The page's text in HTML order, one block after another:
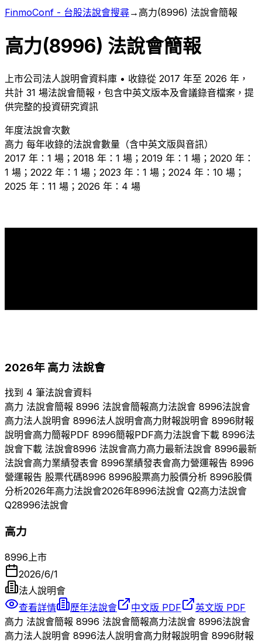
FinmoConf - 台股法說會搜尋→ 高力(8996) 法說會簡報
高力(8996) 法說會簡報
上市公司法人說明會資料庫 • 收錄從 2017 年至 2026 年，
共計 31 場法說會簡報，包含中英文版本及會議錄音檔案，提
供完整的投資研究資訊
年度法說會次數
高力 每年收錄的法說會數量（含中英文版與音訊）
2017 年：1 場；2018 年：1 場；2019 年：1 場；2020 年：
1 場；2022 年：1 場；2023 年：1 場；2024 年：10 場；
2025 年：11 場；2026 年：4 場
2026年 高力 法說會
找到 4 筆法說會資料
高力 法說會簡報 8996 法說會簡報高力法說會 8996法說會
高力法人說明會 8996法人說明會高力財報說明會 8996財報
說明會高力簡報PDF 8996簡報PDF高力法說會下載 8996法
說會下載 法說會8996 法說會高力高力最新法說會 8996最新
法說會高力業績發表會 8996業績發表會高力營運報告 8996
營運報告 股票代碼8996 8996股票高力股價分析 8996股價
分析2026年高力法說會2026年8996法說會 Q2高力法說會
Q28996法說會
高力
8996 上市
2026/6/1
法人說明會
查看詳情
歷年法說會 中文版 PDF
英文版 PDF
高力 法說會簡報 8996 法說會簡報高力法說會 8996法說會
高力法人說明會 8996法人說明會高力財報說明會 8996財報